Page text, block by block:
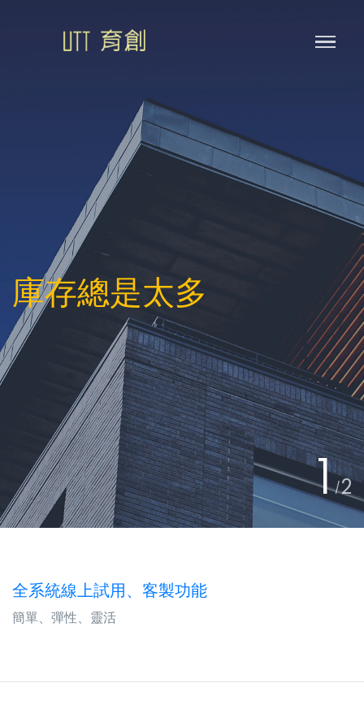
庫存總是太多
1 2
全系統線上試用、客製功能
簡單、彈性、靈活